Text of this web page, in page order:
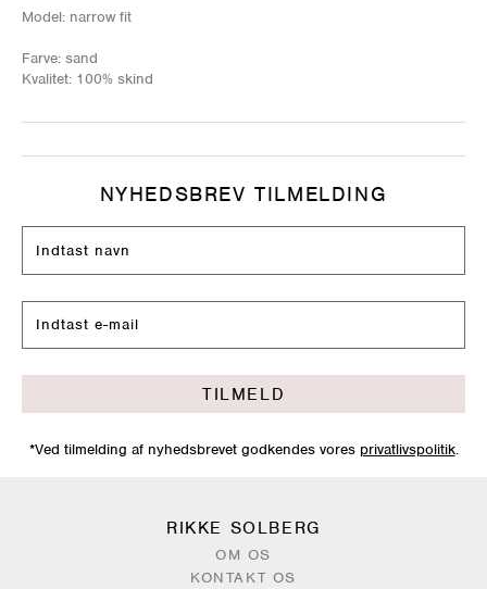
Model: narrow fit
Farve: sand
Kvalitet: 100% skind
NYHEDSBREV TILMELDING
TILMELD
*Ved tilmelding af nyhedsbrevet godkendes vores privatlivspolitik.
RIKKE SOLBERG
OM OS
KONTAKT OS